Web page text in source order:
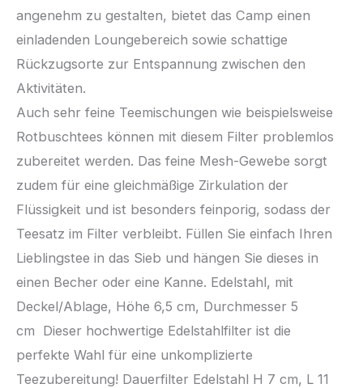
angenehm zu gestalten, bietet das Camp einen
einladenden Loungebereich sowie schattige
Rückzugsorte zur Entspannung zwischen den
Aktivitäten.
Auch sehr feine Teemischungen wie beispielsweise
Rotbuschtees können mit diesem Filter problemlos
zubereitet werden. Das feine Mesh-Gewebe sorgt
zudem für eine gleichmäßige Zirkulation der
Flüssigkeit und ist besonders feinporig, sodass der
Teesatz im Filter verbleibt. Füllen Sie einfach Ihren
Lieblingstee in das Sieb und hängen Sie dieses in
einen Becher oder eine Kanne. Edelstahl, mit
Deckel/Ablage, Höhe 6,5 cm, Durchmesser 5
cm Dieser hochwertige Edelstahlfilter ist die
perfekte Wahl für eine unkomplizierte
Teezubereitung! Dauerfilter Edelstahl H 7 cm, L 11